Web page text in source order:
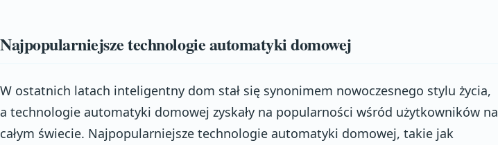
Najpopularniejsze technologie automatyki domowej
W ostatnich latach inteligentny dom stał się synonimem nowoczesnego stylu życia,
a technologie automatyki domowej zyskały na popularności wśród użytkowników na
całym świecie. Najpopularniejsze technologie automatyki domowej, takie jak